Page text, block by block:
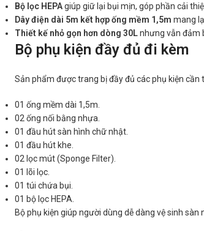
Bộ lọc HEPAgiúp giữ lại bụi mịn, góp phần cải
Dây điện dài 5m kết hợp ống mềm 1,5m mang
Thiết kế nhỏ gọn hơn dòng 30Lnhưng vẫn đảm
Bộ phụ kiện đầy đủ đi kèm
Sản phẩm được trang bị đầy đủ các phụ kiện cần
01 ống mềm dài 1,5m.
02 ống nối bằng nhựa.
01 đầu hút sàn hình chữ nhật.
01 đầu hút khe.
02 lọc mút (Sponge Filter).
01 lõi lọc.
01 túi chứa bụi.
01 bộ lọc HEPA.
Bộ phụ kiện giúp người dùng dễ dàng vệ sinh